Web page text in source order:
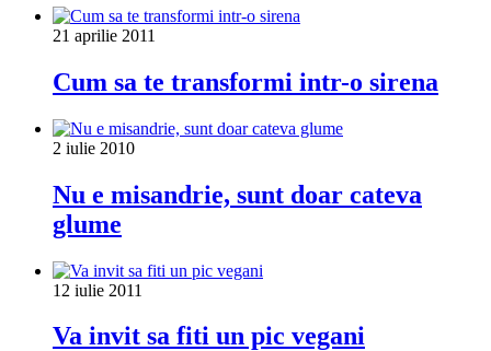
21 aprilie 2011
Cum sa te transformi intr-o sirena
2 iulie 2010
Nu e misandrie, sunt doar cateva
glume
12 iulie 2011
Va invit sa fiti un pic vegani